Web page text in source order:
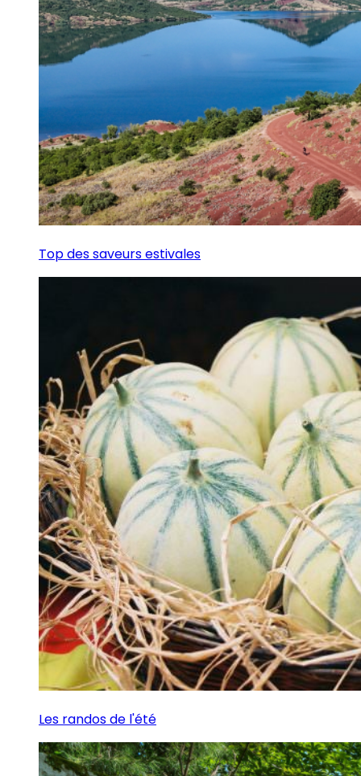
Top des saveurs estivales
Les randos de l'été